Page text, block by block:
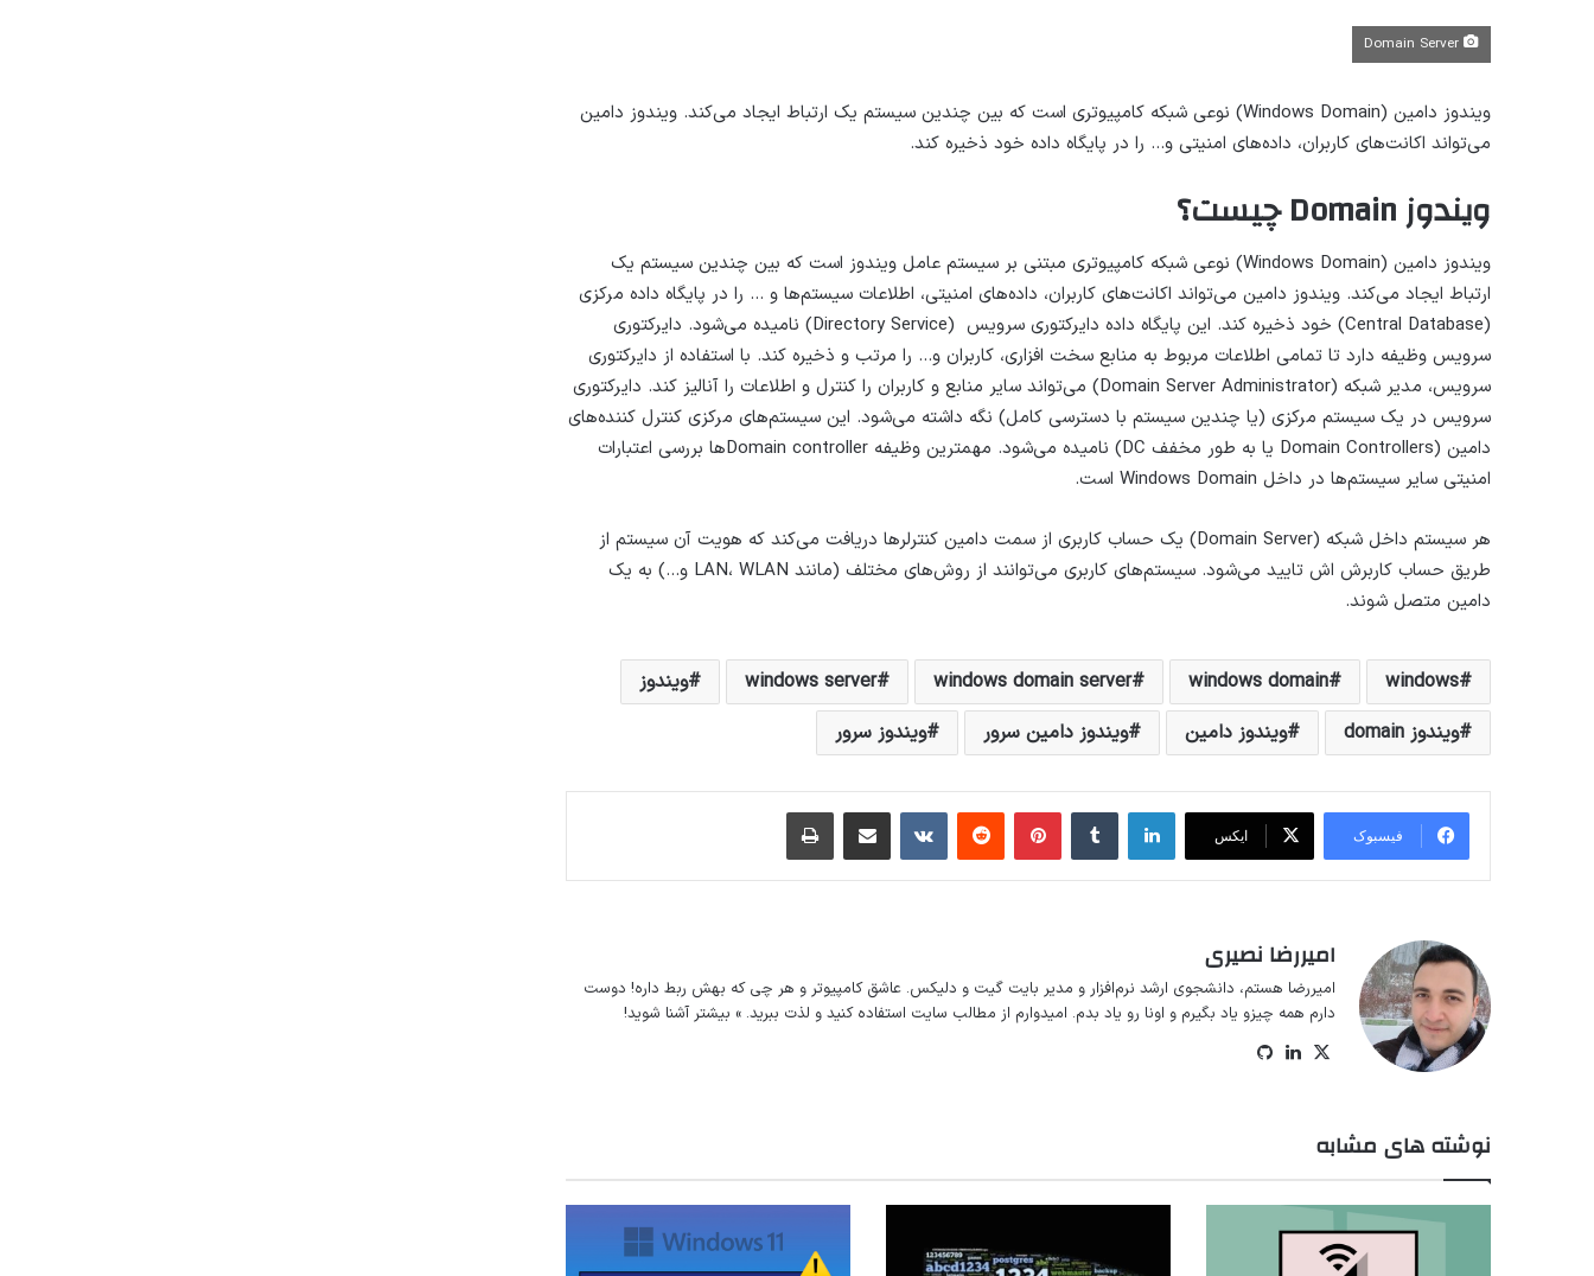
ویندوز دامین (Windows Domain) نوعی شبکه کامپیوتری است که بین چندین سیستم یک ارتباط ایجاد می‌کند. ویندوز دامین
می‌تواند اکانت‌های کاربران، داده‌های امنیتی و… را در پایگاه داده خود ذخیره کند.
ویندوز Domain چیست؟
ویندوز دامین (Windows Domain) نوعی شبکه کامپیوتری مبتنی بر سیستم عامل ویندوز است که بین چندین سیستم یک
ارتباط ایجاد می‌کند. ویندوز دامین می‌تواند اکانت‌های کاربران، داده‌های امنیتی، اطلاعات سیستم‌ها و … را در پایگاه داده مرکزی
(Central Database) خود ذخیره کند. این پایگاه داده دایرکتوری سرویس (Directory Service) نامیده می‌شود. دایرکتوری
سرویس وظیفه دارد تا تمامی اطلاعات مربوط به منابع سخت افزاری، کاربران و… را مرتب و ذخیره کند. با استفاده از دایرکتوری
سرویس، مدیر شبکه (Domain Server Administrator) می‌تواند سایر منابع و کاربران را کنترل و اطلاعات را آنالیز کند. دایرکتوری
سرویس در یک سیستم مرکزی (یا چندین سیستم با دسترسی کامل) نگه داشته می‌شود. این سیستم‌های مرکزی کنترل کننده‌های
دامین (Domain Controllers یا به طور مخفف DC) نامیده می‌شود. مهمترین وظیفه Domain controllerها بررسی اعتبارات
امنیتی سایر سیستم‌ها در داخل Windows Domain است.
هر سیستم داخل شبکه (Domain Server) یک حساب کاربری از سمت دامین کنترلرها دریافت می‌کند که هویت آن سیستم از
طریق حساب کاربرش اش تایید می‌شود. سیستم‌های کاربری می‌توانند از روش‌های مختلف (مانند LAN، WLAN و…) به یک
دامین متصل شوند.
windows
windows domain
windows domain server
windows server
ویندوز
ویندوز domain
ویندوز دامین ویندوز دامین سرور ویندوز سرور
فیسبوک ایکس
لینکداینتامبلر پینتریستReddit
VKontakteاشتراک گذاری با ایمیل چاپ
امیررضا نصیری
امیررضا هستم، دانشجوی ارشد نرم‌افزار و مدیر بایت گیت و دلیکس. عاشق کامپیوتر و هر چی که بهش ربط داره! دوست
دارم همه چیزو یاد بگیرم و اونا رو یاد بدم. امیدوارم از مطالب سایت استفاده کنید و لذت ببرید. » بیشتر آشنا شوید!
ایکسلینکداین
نوشته های مشابه